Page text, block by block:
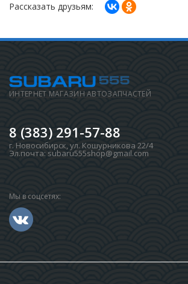
Рассказать друзьям:
ИНТЕРНЕТ МАГАЗИН АВТОЗАПЧАСТЕЙ
8 (383) 291-57-88
г. Новосибирск,ул. Кошурникова 22/4
Эл.почта: subaru555shop@gmail.com
Мы в соцсетях: